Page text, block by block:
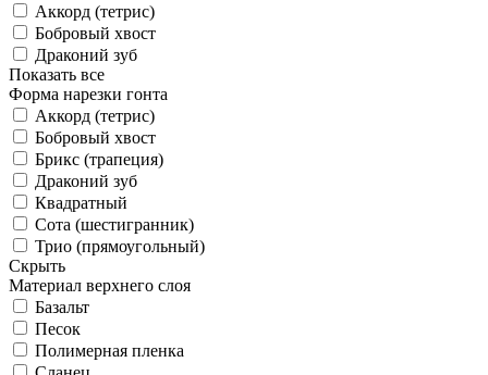
Аккорд (тетрис)
Бобровый хвост
Драконий зуб
Показать все
Форма нарезки гонта
Аккорд (тетрис)
Бобровый хвост
Брикс (трапеция)
Драконий зуб
Квадратный
Сота (шестигранник)
Трио (прямоугольный)
Скрыть
Материал верхнего слоя
Базальт
Песок
Полимерная пленка